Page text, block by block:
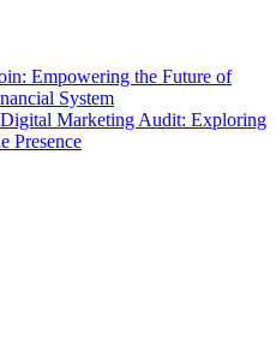
Empowering the Future of
System
Marketing Audit: Exploring
Presence